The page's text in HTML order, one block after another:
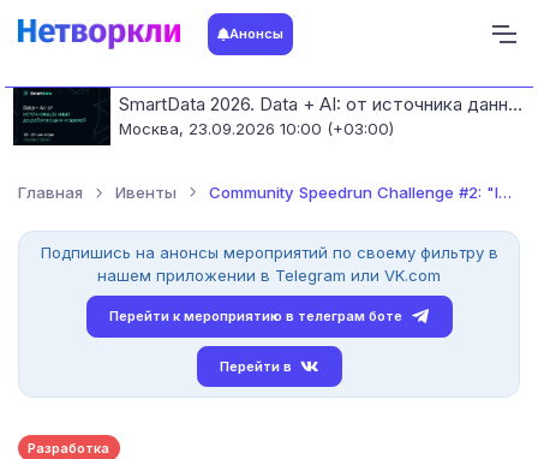
Анонсы
SmartData 2026. Data + AI: от источника данных до работающих моделей
Москва, 23.09.2026 10:00 (+03:00)
Главная Ивенты Community Speedrun Challenge #2: "Intro to ML: Language Proc...
Подпишись на анонсы мероприятий по своему фильтру в
нашем приложении в Telegram или VK.com
Перейти к мероприятию в телеграм боте
Перейти в
Разработка